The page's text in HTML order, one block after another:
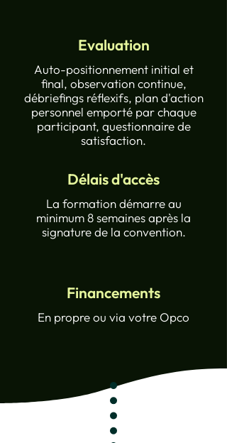
Evaluation
Auto-positionnement initial et
final, observation continue,
débriefings réflexifs, plan d'action
personnel emporté par chaque
participant, questionnaire de
satisfaction.
Délais d'accès
La formation démarre au
minimum 8 semaines après la
signature de la convention.
Financements
En propre ou via votre Opco